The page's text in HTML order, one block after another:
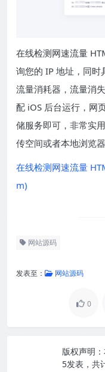
在线检测网速流量
询您的 IP 地址，同时
流量消耗器，流量消
配 iOS 后台运行，网
储服务即可，非常实
传空间或者本地浏览
在线检测网速流量
m)
网站源码
发表至： 网站源码
0
版权声明：
5发表，共